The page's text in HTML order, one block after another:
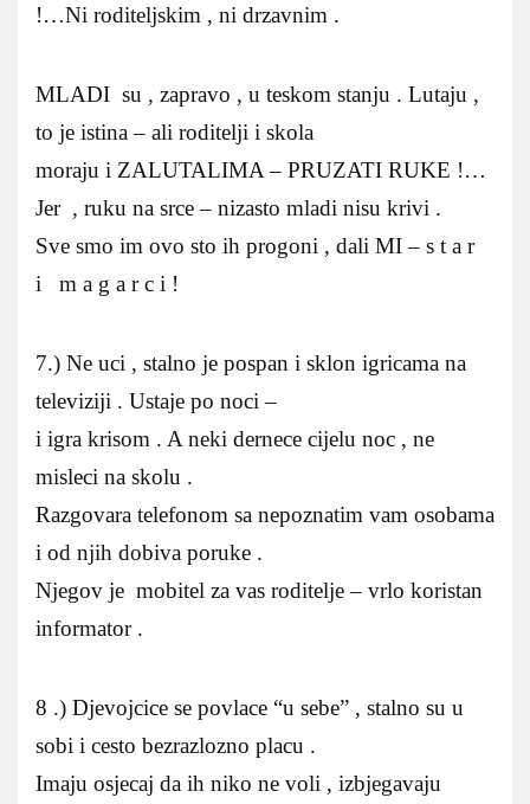
!…Ni roditeljskim , ni drzavnim .
MLADI su , zapravo , u teskom stanju . Lutaju ,
to je istina – ali roditelji i skola
moraju i ZALUTALIMA – PRUZATI RUKE !…
Jer , ruku na srce – nizasto mladi nisu krivi .
Sve smo im ovo sto ih progoni , dali MI – s t a r
i m a g a r c i !
7.) Ne uci , stalno je pospan i sklon igricama na
televiziji . Ustaje po noci –
i igra krisom . A neki dernece cijelu noc , ne
misleci na skolu .
Razgovara telefonom sa nepoznatim vam osobama
i od njih dobiva poruke .
Njegov je mobitel za vas roditelje – vrlo koristan
informator .
8 .) Djevojcice se povlace “u sebe” , stalno su u
sobi i cesto bezrazlozno placu .
Imaju osjecaj da ih niko ne voli , izbjegavaju